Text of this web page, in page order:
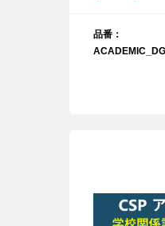
品番：